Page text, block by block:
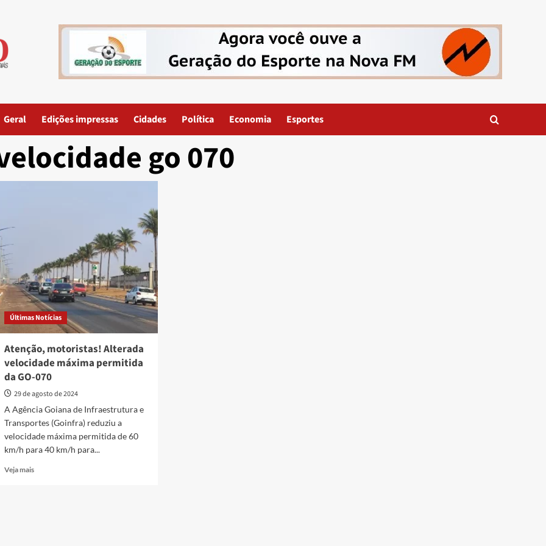
Geral Edições impressas Cidades Política Economia Esportes
go 070
Últimas Notícias
Atenção, motoristas! Alterada
velocidade máxima permitida
da GO-070
29 de agosto de 2024
A Agência Goiana de Infraestrutura e
Transportes (Goinfra) reduziu a
velocidade máxima permitida de 60
km/h para 40 km/h para...
Veja maisRead